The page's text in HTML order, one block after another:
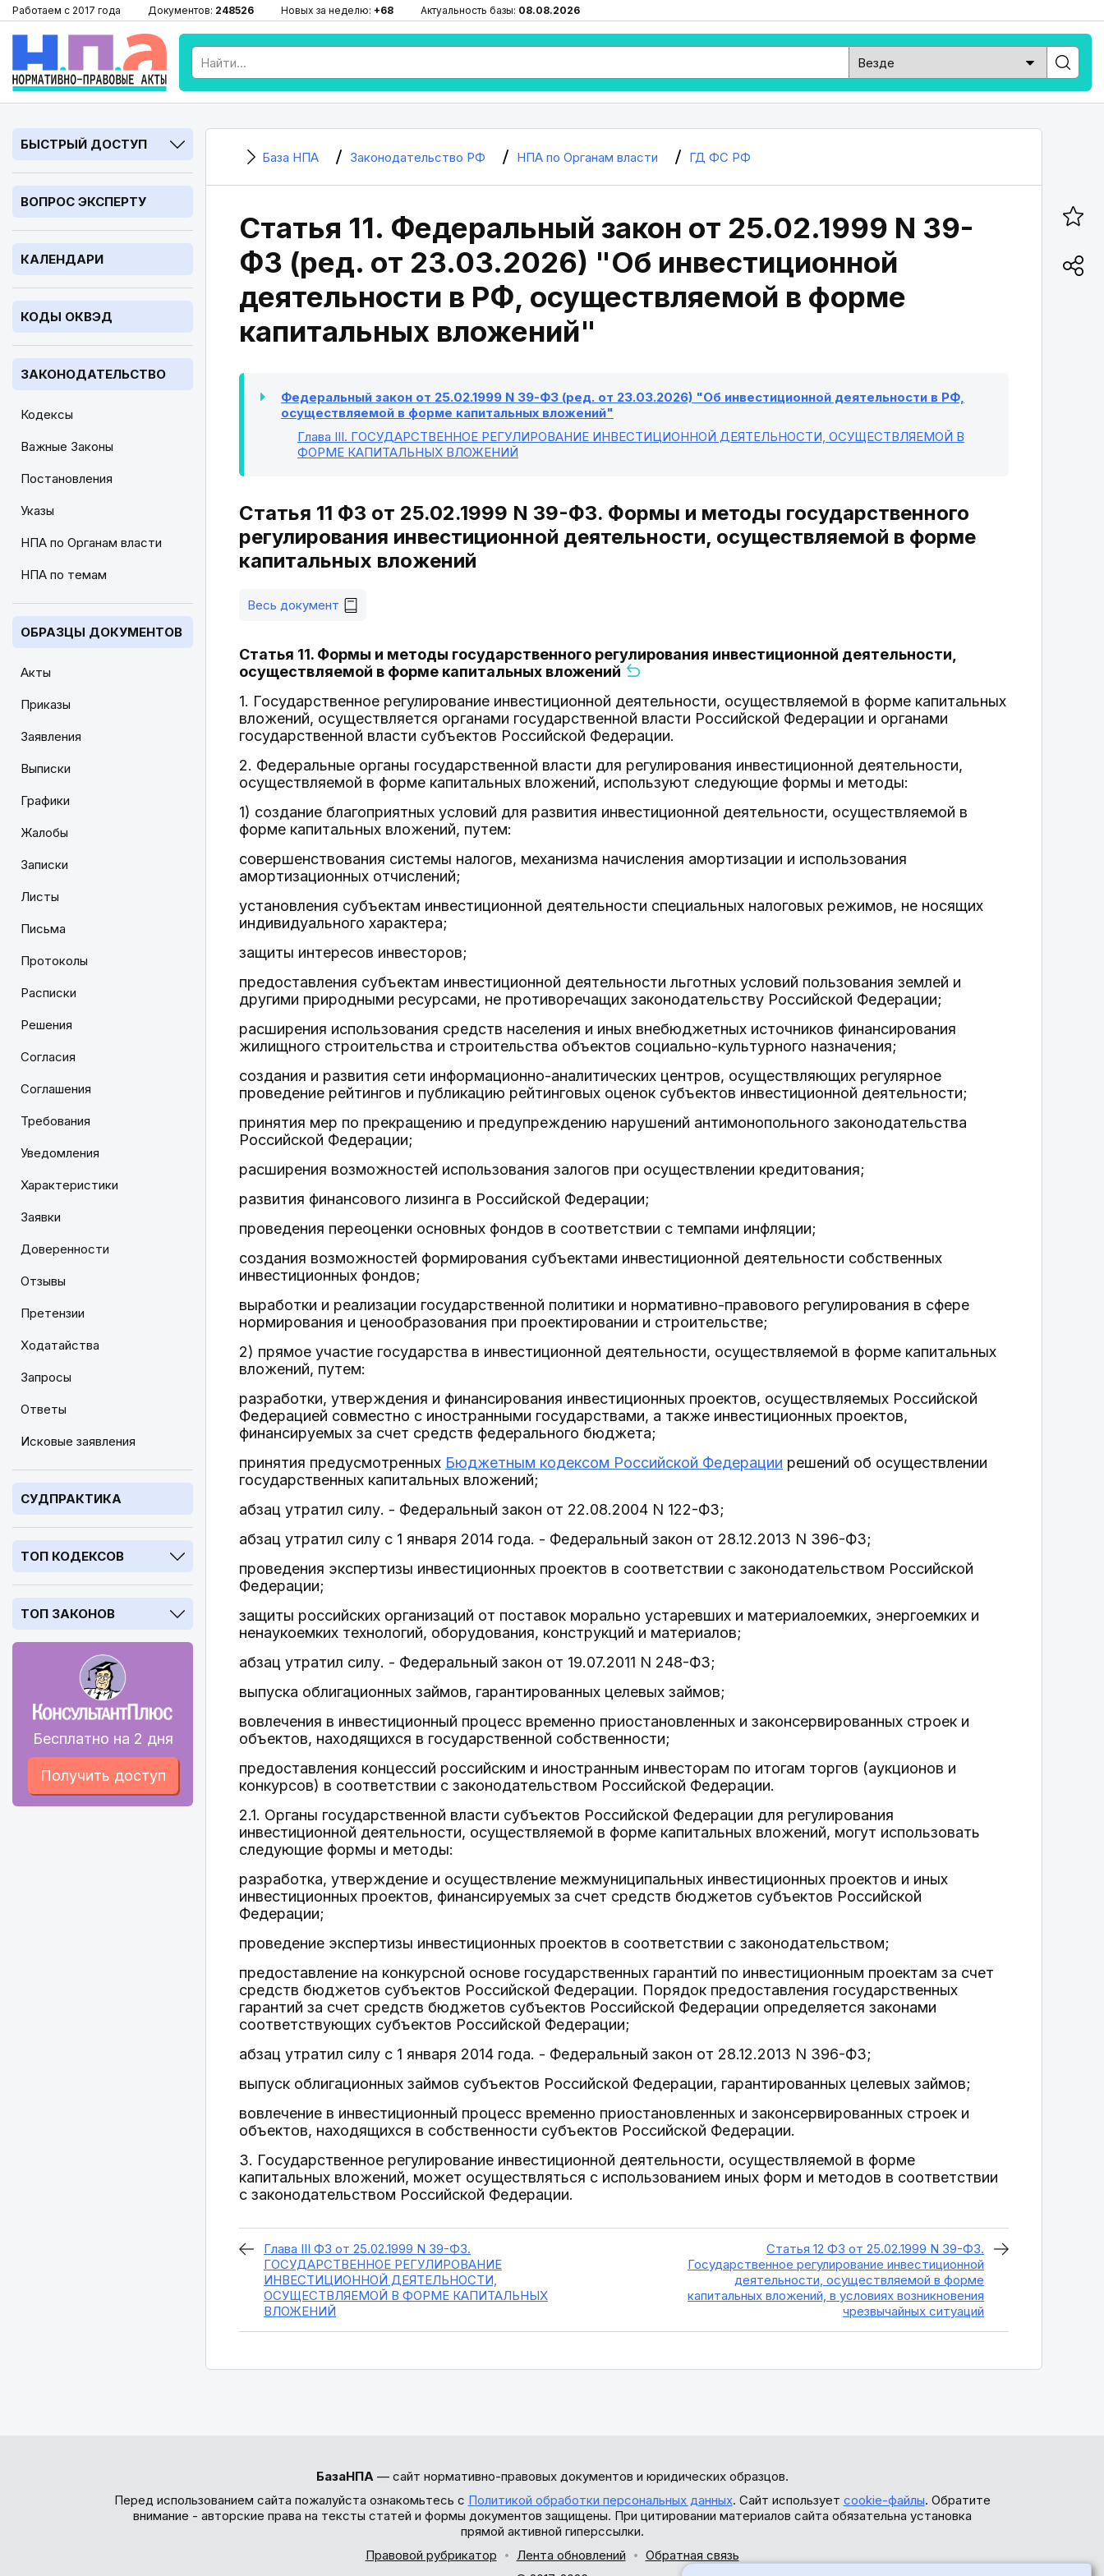
Работаем с 2017 года Документов: 248526 Новых за неделю: +68 Актуальность базы: 08.08.2026
БЫСТРЫЙ ДОСТУП
ВОПРОС ЭКСПЕРТУ
КАЛЕНДАРИ
КОДЫ ОКВЭД
ЗАКОНОДАТЕЛЬСТВО
Кодексы
Важные Законы
Постановления
Указы
НПА по Органам власти
НПА по темам
ОБРАЗЦЫ ДОКУМЕНТОВ
Акты
Приказы
Заявления
Выписки
Графики
Жалобы
Записки
Листы
Письма
Протоколы
Расписки
Решения
Согласия
Соглашения
Требования
Уведомления
Характеристики
Заявки
Доверенности
Отзывы
Претензии
Ходатайства
Запросы
Ответы
Исковые заявления
СУДПРАКТИКА
ТОП КОДЕКСОВ
ТОП ЗАКОНОВ
Бесплатно на 2 дня
Получить доступ
База НПА Законодательство РФ НПА по Органам власти ГД ФС РФ
Статья 11. Федеральный закон от 25.02.1999 N 39-
ФЗ (ред. от 23.03.2026) "Об инвестиционной
деятельности в РФ, осуществляемой в форме
капитальных вложений"
Федеральный закон от 25.02.1999 N 39-ФЗ (ред. от 23.03.2026) "Об инвестиционной деятельности в РФ,
осуществляемой в форме капитальных вложений"
Глава III. ГОСУДАРСТВЕННОЕ РЕГУЛИРОВАНИЕ ИНВЕСТИЦИОННОЙ ДЕЯТЕЛЬНОСТИ, ОСУЩЕСТВЛЯЕМОЙ В
ФОРМЕ КАПИТАЛЬНЫХ ВЛОЖЕНИЙ
Статья 11 ФЗ от 25.02.1999 N 39-ФЗ. Формы и методы государственного
регулирования инвестиционной деятельности, осуществляемой в форме
капитальных вложений
Весь документ
Статья 11. Формы и методы государственного регулирования инвестиционной деятельности,
осуществляемой в форме капитальных вложений
1. Государственное регулирование инвестиционной деятельности, осуществляемой в форме капитальных
вложений, осуществляется органами государственной власти Российской Федерации и органами
государственной власти субъектов Российской Федерации.
2. Федеральные органы государственной власти для регулирования инвестиционной деятельности,
осуществляемой в форме капитальных вложений, используют следующие формы и методы:
1) создание благоприятных условий для развития инвестиционной деятельности, осуществляемой в
форме капитальных вложений, путем:
совершенствования системы налогов, механизма начисления амортизации и использования
амортизационных отчислений;
установления субъектам инвестиционной деятельности специальных налоговых режимов, не носящих
индивидуального характера;
защиты интересов инвесторов;
предоставления субъектам инвестиционной деятельности льготных условий пользования землей и
другими природными ресурсами, не противоречащих законодательству Российской Федерации;
расширения использования средств населения и иных внебюджетных источников финансирования
жилищного строительства и строительства объектов социально-культурного назначения;
создания и развития сети информационно-аналитических центров, осуществляющих регулярное
проведение рейтингов и публикацию рейтинговых оценок субъектов инвестиционной деятельности;
принятия мер по прекращению и предупреждению нарушений антимонопольного законодательства
Российской Федерации;
расширения возможностей использования залогов при осуществлении кредитования;
развития финансового лизинга в Российской Федерации;
проведения переоценки основных фондов в соответствии с темпами инфляции;
создания возможностей формирования субъектами инвестиционной деятельности собственных
инвестиционных фондов;
выработки и реализации государственной политики и нормативно-правового регулирования в сфере
нормирования и ценообразования при проектировании и строительстве;
2) прямое участие государства в инвестиционной деятельности, осуществляемой в форме капитальных
вложений, путем:
разработки, утверждения и финансирования инвестиционных проектов, осуществляемых Российской
Федерацией совместно с иностранными государствами, а также инвестиционных проектов,
финансируемых за счет средств федерального бюджета;
принятия предусмотренных Бюджетным кодексом Российской Федерации решений об осуществлении
государственных капитальных вложений;
абзац утратил силу. - Федеральный закон от 22.08.2004 N 122-ФЗ;
абзац утратил силу с 1 января 2014 года. - Федеральный закон от 28.12.2013 N 396-ФЗ;
проведения экспертизы инвестиционных проектов в соответствии с законодательством Российской
Федерации;
защиты российских организаций от поставок морально устаревших и материалоемких, энергоемких и
ненаукоемких технологий, оборудования, конструкций и материалов;
абзац утратил силу. - Федеральный закон от 19.07.2011 N 248-ФЗ;
выпуска облигационных займов, гарантированных целевых займов;
вовлечения в инвестиционный процесс временно приостановленных и законсервированных строек и
объектов, находящихся в государственной собственности;
предоставления концессий российским и иностранным инвесторам по итогам торгов (аукционов и
конкурсов) в соответствии с законодательством Российской Федерации.
2.1. Органы государственной власти субъектов Российской Федерации для регулирования
инвестиционной деятельности, осуществляемой в форме капитальных вложений, могут использовать
следующие формы и методы:
разработка, утверждение и осуществление межмуниципальных инвестиционных проектов и иных
инвестиционных проектов, финансируемых за счет средств бюджетов субъектов Российской
Федерации;
проведение экспертизы инвестиционных проектов в соответствии с законодательством;
предоставление на конкурсной основе государственных гарантий по инвестиционным проектам за счет
средств бюджетов субъектов Российской Федерации. Порядок предоставления государственных
гарантий за счет средств бюджетов субъектов Российской Федерации определяется законами
соответствующих субъектов Российской Федерации;
абзац утратил силу с 1 января 2014 года. - Федеральный закон от 28.12.2013 N 396-ФЗ;
выпуск облигационных займов субъектов Российской Федерации, гарантированных целевых займов;
вовлечение в инвестиционный процесс временно приостановленных и законсервированных строек и
объектов, находящихся в собственности субъектов Российской Федерации.
3. Государственное регулирование инвестиционной деятельности, осуществляемой в форме
капитальных вложений, может осуществляться с использованием иных форм и методов в соответствии
с законодательством Российской Федерации.
Глава III ФЗ от 25.02.1999 N 39-ФЗ.
ГОСУДАРСТВЕННОЕ РЕГУЛИРОВАНИЕ
ИНВЕСТИЦИОННОЙ ДЕЯТЕЛЬНОСТИ,
ОСУЩЕСТВЛЯЕМОЙ В ФОРМЕ КАПИТАЛЬНЫХ
ВЛОЖЕНИЙ
Статья 12 ФЗ от 25.02.1999 N 39-ФЗ.
Государственное регулирование инвестиционной
деятельности, осуществляемой в форме
капитальных вложений, в условиях возникновения
чрезвычайных ситуаций
БазаНПА— сайт нормативно-правовых документов и юридических образцов.
Перед использованием сайта пожалуйста ознакомьтесь с Политикой обработки персональных данных. Сайт использует cookie-файлы. Обратите
внимание - авторские права на тексты статей и формы документов защищены. При цитировании материалов сайта обязательна установка
прямой активной гиперссылки.
Правовой рубрикатор
Лента обновлений
Обратная связь